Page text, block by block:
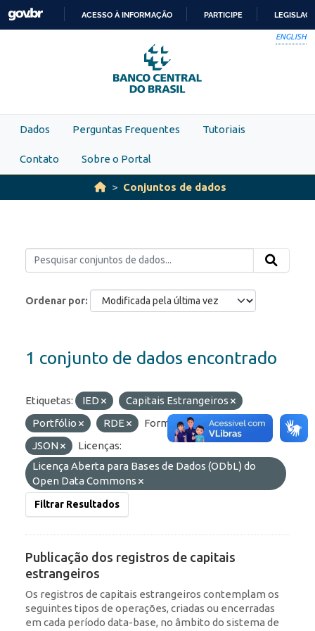
Skip to main content
PARA
O
CONTEÚDO
ACESSO À INFORMAÇÃO PARTICIPE
ENGLISH
Dados Perguntas Frequentes Tutoriais
Contato Sobre o Portal
Conjuntos de dados
Ordenar por
1 conjunto de dados encontrado
Etiquetas: IED
Capitais Estrangeiros
Portfólio
RDE Formatos:
HTML
JSON
Licenças:
Licença Aberta para Bases de Dados (ODbL) do
Open Data Commons
Filtrar Resultados
Publicação dos registros de capitais
estrangeiros
Os registros de capitais estrangeiros contemplam os
seguintes tipos de operações, criadas ou encerradas
em cada período data-base, no âmbito do sistema de